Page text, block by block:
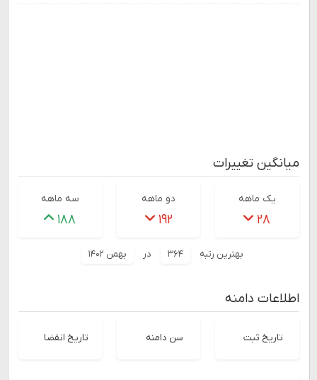
میانگین تغییرات
یک ماهه
۲۸
دو ماهه
۱۹۲
سه ماهه
۱۸۸
بهترین رتبه ۳۶۴ در بهمن ۱۴۰۲
اطلاعات دامنه
تاریخ ثبت سن دامنه تاریخ انقضا